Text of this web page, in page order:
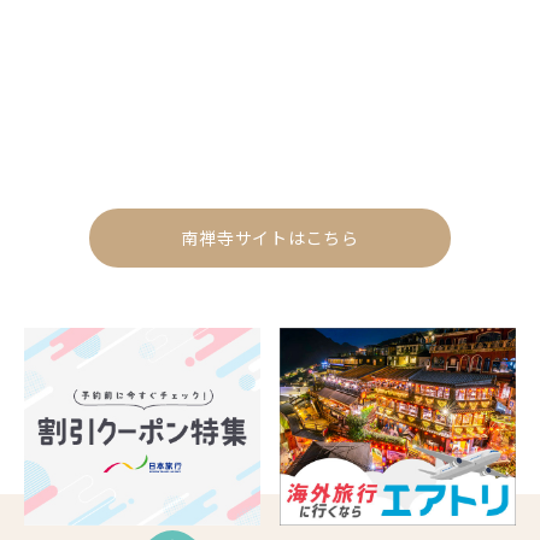
南禅寺サイトはこちら